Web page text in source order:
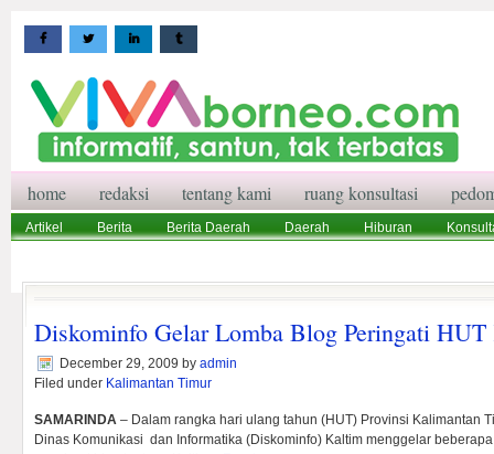
home redaksi tentang kami ruang konsultasi
Artikel Berita Berita Daerah Daerah Hiburan
Diskominfo Gelar Lomba Blog Peringati
December 29, 2009 by admin
Filed under Kalimantan Timur
SAMARINDA – Dalam rangka hari ulang tahun (HUT) Provinsi Kalimantan
Dinas Komunikasi dan Informatika (Diskominfo) Kaltim menggelar